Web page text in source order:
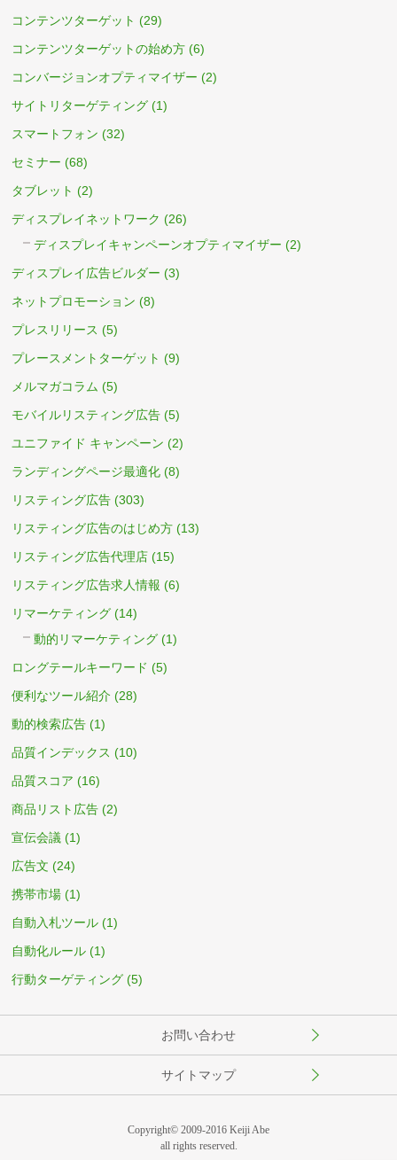
コンテンツターゲット (29)
コンテンツターゲットの始め方 (6)
コンバージョンオプティマイザー (2)
サイトリターゲティング (1)
スマートフォン (32)
セミナー (68)
タブレット (2)
ディスプレイネットワーク (26)
ディスプレイキャンペーンオプティマイザー (2)
ディスプレイ広告ビルダー (3)
ネットプロモーション (8)
プレスリリース (5)
プレースメントターゲット (9)
メルマガコラム (5)
モバイルリスティング広告 (5)
ユニファイド キャンペーン (2)
ランディングページ最適化 (8)
リスティング広告 (303)
リスティング広告のはじめ方 (13)
リスティング広告代理店 (15)
リスティング広告求人情報 (6)
リマーケティング (14)
動的リマーケティング (1)
ロングテールキーワード (5)
便利なツール紹介 (28)
動的検索広告 (1)
品質インデックス (10)
品質スコア (16)
商品リスト広告 (2)
宣伝会議 (1)
広告文 (24)
携帯市場 (1)
自動入札ツール (1)
自動化ルール (1)
行動ターゲティング (5)
お問い合わせ
サイトマップ
Copyright© 2009-2016 Keiji Abe
all rights reserved.